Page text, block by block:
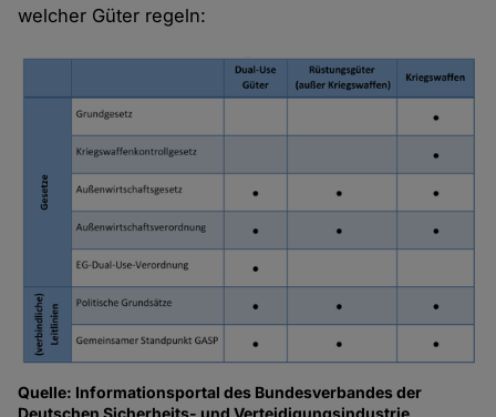
welcher Güter regeln:
Quelle: Informationsportal des Bundesverbandes der
Deutschen Sicherheits- und Verteidigungsindustrie